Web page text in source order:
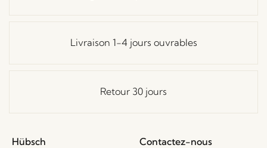
Livraison 1-4 jours ouvrables
Retour 30 jours
Hübsch
Contactez-nous